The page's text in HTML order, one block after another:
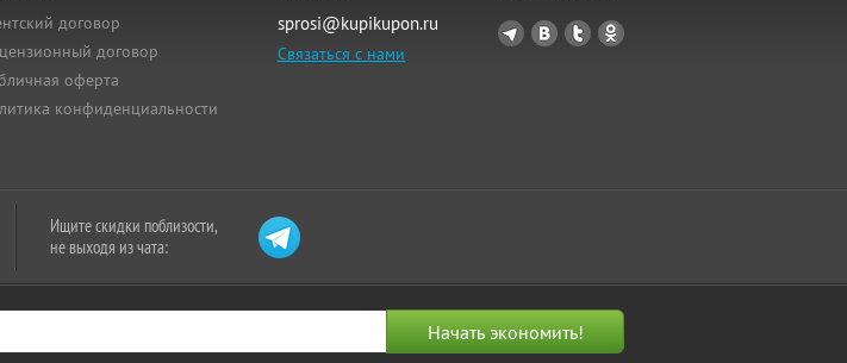
договор
договор
оферта
конфиденциальности
sprosi@kupikupon.ru
Связаться с нами
Ищите скидки поблизости,
не выходя из чата: